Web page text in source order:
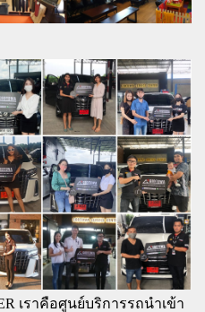
เราคือศูนย์บริการรถนำเข้า